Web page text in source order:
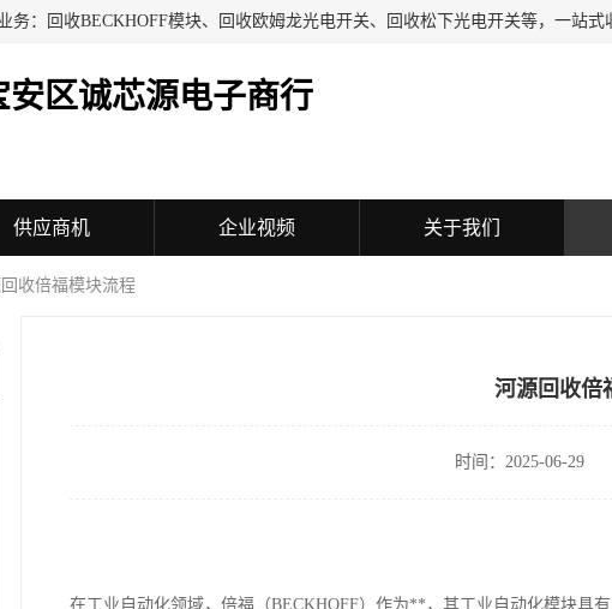
安区诚芯源电子商行
供应商机 企业视频 关于我们
收倍福模块流程
河源回收倍
时间：2025-06-29
在工业自动化领域，倍福（BECKHOFF）作为**，其工业自动化模块具